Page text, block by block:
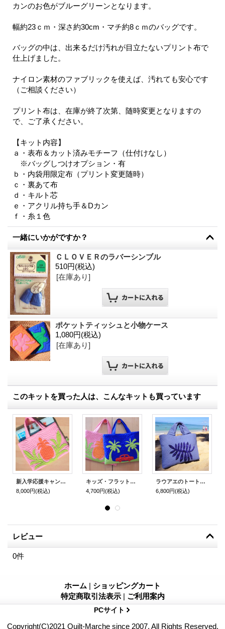
カンのお色がブルーグリーンとなります。
幅約23ｃｍ・深さ約30cm・マチ約8ｃｍのバッグです。
バッグの中は、出来るだけ汚れが目立たないプリント布で
仕上げました。
ナイロン素材のファブリックを使えば、汚れても安心です
（ご相談ください）
プリント布は、在庫が終了次第、随時変更となりますの
で、ご了承ください。
【キット内容】
ａ・表布＆カット済みモチーフ（仕付けなし）
※バッグしつけオプション・有
ｂ・内袋用限定布（プリント変更随時）
ｃ・裏あて布
ｄ・キルト芯
ｅ・アクリル持ち手＆Dカン
ｆ・糸１色
一緒にいかがですか？
ＣＬＯＶＥＲのラバーシンブル
510円(税込)
[在庫あり]
ポケットティッシュと小物ケース
1,080円(税込)
[在庫あり]
このキットを買った人は、こんなキットも買っています
新入学応援キャンペーン対象商品・・「キッズ・フラットバッグ＆上履きバッグ」
8,000円(税込)
キッズ・フラットバッグ
4,700円(税込)
ラウアエのトート・バッグ
6,800円(税込)
レビュー
0件
ホーム | ショッピングカート
特定商取引法表示 | ご利用案内
PCサイト
Copyright(C)2021 Quilt-Marche since 2007. All Rights Reserved.